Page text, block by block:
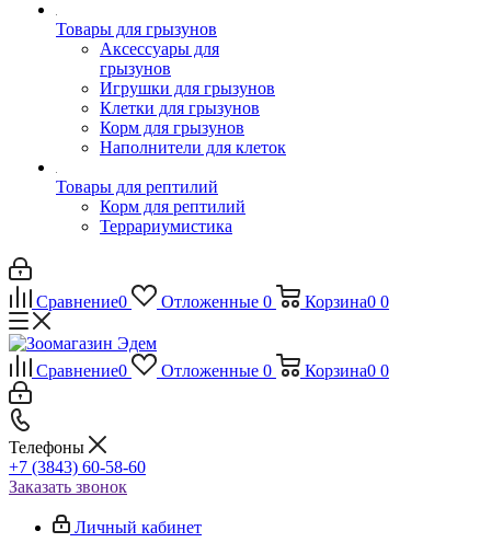
Товары для грызунов
Аксессуары для
грызунов
Игрушки для грызунов
Клетки для грызунов
Корм для грызунов
Наполнители для клеток
Товары для рептилий
Корм для рептилий
Террариумистика
Сравнение0 Отложенные 0 Корзина0 0
Сравнение0 Отложенные 0 Корзина0 0
Телефоны
+7 (3843) 60-58-60
Заказать звонок
Личный кабинет